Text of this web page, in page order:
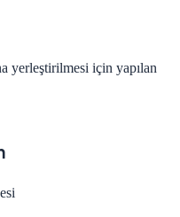
yerleştirilmesi için yapılan